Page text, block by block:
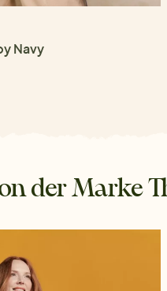
Navy
der Marke